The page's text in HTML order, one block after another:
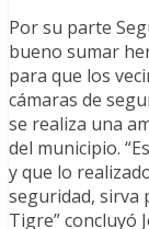
Por su parte
bueno sumar
para que los
cámaras de
se realiza una
del municipio.
y que lo
seguridad, sirva
Tigre” concluyó